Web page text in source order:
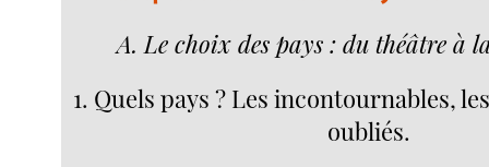
A. Le choix des pays : du théâtre à
1. Quels pays ? Les incontournables,
oubliés.